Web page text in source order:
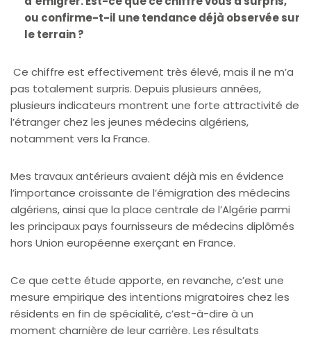
ou confirme-t-il une tendance déjà observée sur
le terrain ?
Ce chiffre est effectivement très élevé, mais il ne m’a
pas totalement surpris. Depuis plusieurs années,
plusieurs indicateurs montrent une forte attractivité de
l’étranger chez les jeunes médecins algériens,
notamment vers la France.
Mes travaux antérieurs avaient déjà mis en évidence
l’importance croissante de l’émigration des médecins
algériens, ainsi que la place centrale de l’Algérie parmi
les principaux pays fournisseurs de médecins diplômés
hors Union européenne exerçant en France.
Ce que cette étude apporte, en revanche, c’est une
mesure empirique des intentions migratoires chez les
résidents en fin de spécialité, c’est-à-dire à un
moment charnière de leur carrière. Les résultats